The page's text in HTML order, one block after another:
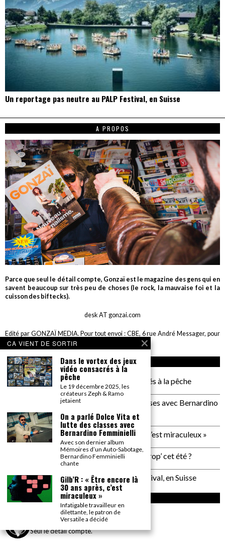
Un reportage pas neutre au PALP Festival, en Suisse
A PROPOS
Parce que seul le détail compte, Gonzaï est le magazine des gens qui en
savent beaucoup sur très peu de choses (le rock, la mauvaise foi et la
cuisson des biftecks).
desk AT gonzai.com
Edité par GONZAÏ MEDIA. Pour tout envoi : CBE, 6 rue André Messager, pour
GONZAÏ, 75018 Paris
ARTICLES RÉCENTS
Dans le vortex des jeux vidéo consacrés à la pêche
On a parlé Dolce Vita et lutte des classes avec Bernardino
Femminielli
Gilb’R : « Être encore là 30 ans après, c’est miraculeux »
Plage de Rock : et si on allait à Saint Trop’ cet été ?
Un reportage pas neutre au PALP Festival, en Suisse
INSTAGRAM
gonzai_magazine
Seul le détail compte.
CA VIENT DE SORTIR
Dans le vortex des jeux
vidéo consacrés à la
pêche
Le 19 décembre 2025, les
créateurs Zeph & Ramo
jetaient
On a parlé Dolce Vita et
lutte des classes avec
Bernardino Femminielli
Avec son dernier album
Mémoires d’un Auto-Sabotage,
Bernardino Femminielli
chante
Gilb’R : « Être encore là
30 ans après, c’est
miraculeux »
Infatigable travailleur en
dilettante, le patron de
Versatile a décidé